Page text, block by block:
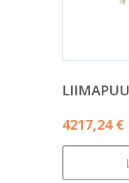
4217,24€